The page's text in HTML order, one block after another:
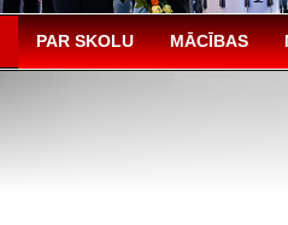
PAR SKOLU MĀCĪBAS